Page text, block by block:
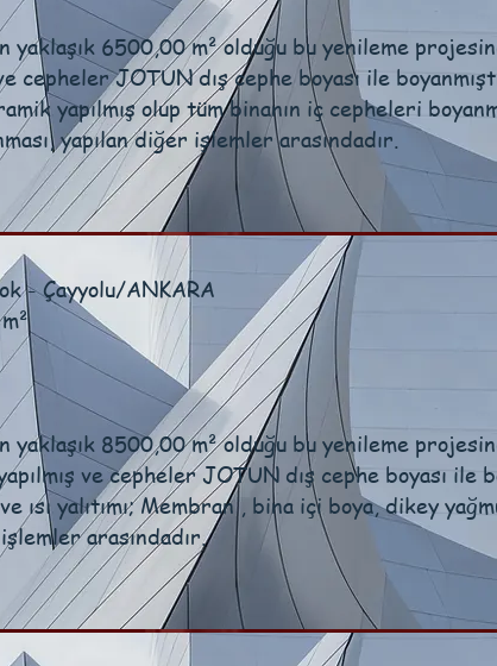
yaklaşık 6500,00 m² olduğu bu yenileme
ve cepheler JOTUN dış cephe boyası ile
yapılmış olup tüm binanın iç cepheleri
yapılan diğer işlemler arasındadır.
- Çayyolu/ANKARA
yaklaşık 8500,00 m² olduğu bu yenileme
ve cepheler JOTUN dış cephe boyası ile
ısı yalıtımı; Membran , bina içi boya, dikey
arasındadır.